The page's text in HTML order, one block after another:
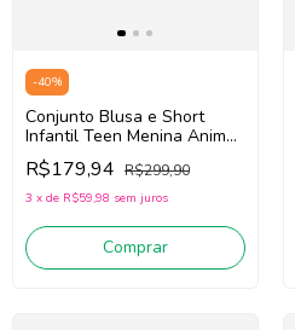
-40%
Conjunto Blusa e Short
Infantil Teen Menina Animé
N5749 (Off White/Marinho)
R$179,94 R$299,90
3 x de R$59,98 sem juros
Comprar